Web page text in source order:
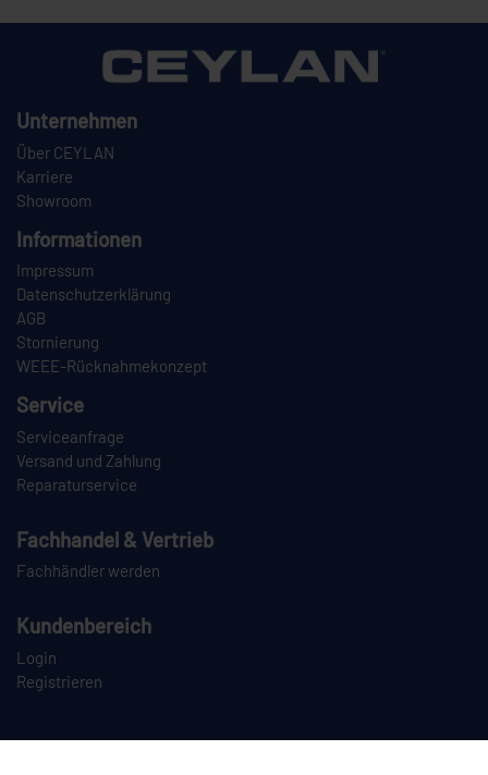
Unternehmen
Über CEYLAN
Karriere
Showroom
Informationen
Impressum
Datenschutzerklärung
AGB
Stornierung
WEEE-Rücknahmekonzept
Service
Serviceanfrage
Versand und Zahlung
Reparaturservice
Fachhandel & Vertrieb
Fachhändler werden
Kundenbereich
Login
Registrieren